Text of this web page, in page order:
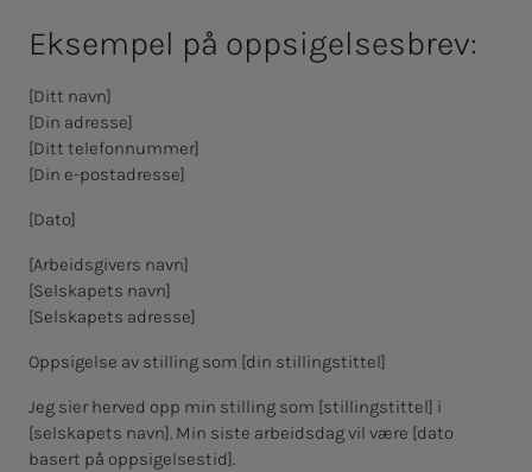
Ek­­­sem­­­pel på opp­­­si­­­gel­­­ses­brev:
[Ditt navn]
[Din adresse]
[Ditt telefonnummer]
[Din e-postadresse]
[Dato]
[Arbeidsgivers navn]
[Selskapets navn]
[Selskapets adresse]
Oppsigelse av stilling som [din stillingstittel]
Jeg sier herved opp min stilling som [stillingstittel] i
[selskapets navn]. Min siste arbeidsdag vil være [dato
basert på oppsigelsestid].